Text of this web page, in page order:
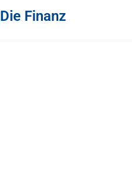
Die Finanz